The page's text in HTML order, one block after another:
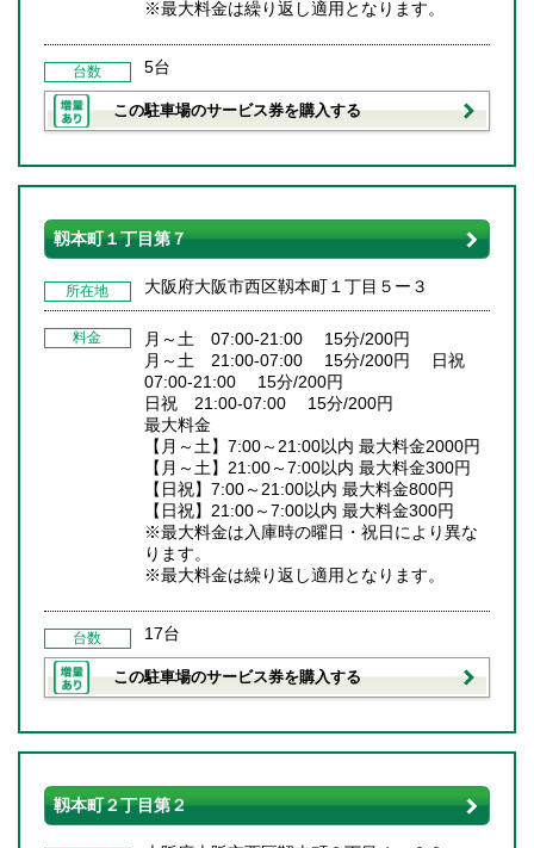
※最大料金は繰り返し適用となります。
台数 5台
この駐車場のサービス券を購入する
靱本町１丁目第７
所在地 大阪府大阪市西区靱本町１丁目５ー３
料金
月～土 07:00-21:00 15分/200円
月～土 21:00-07:00 15分/200円 日祝
07:00-21:00 15分/200円
日祝 21:00-07:00 15分/200円
最大料金
【月～土】7:00～21:00以内 最大料金2000円
【月～土】21:00～7:00以内 最大料金300円
【日祝】7:00～21:00以内 最大料金800円
【日祝】21:00～7:00以内 最大料金300円
※最大料金は入庫時の曜日・祝日により異な
ります。
※最大料金は繰り返し適用となります。
台数 17台
この駐車場のサービス券を購入する
靱本町２丁目第２